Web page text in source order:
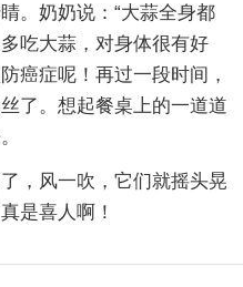
。奶奶说：“大蒜全身都
吃大蒜，对身体很有好
癌症呢！再过一段时间，
了。想起餐桌上的一道道
，风一吹，它们就摇头晃
是喜人啊！